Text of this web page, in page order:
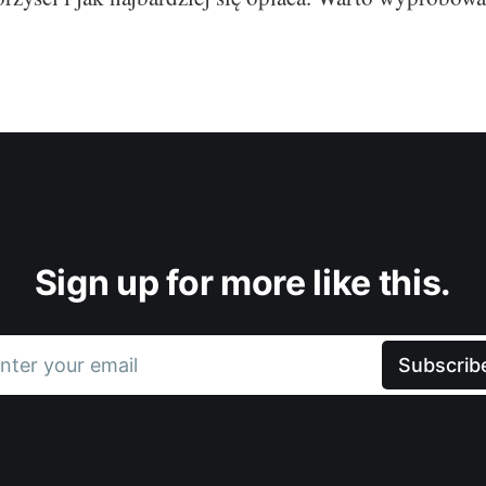
Sign up for more like this.
your email